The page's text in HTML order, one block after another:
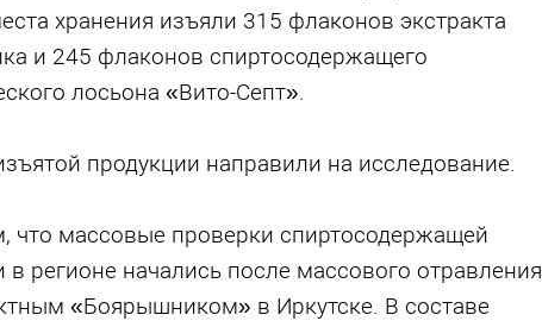
хранения изъяли 315 флаконов экстракта
и 245 флаконов спиртосодержащего
лосьона «Вито-Септ».
продукции направили на исследование.
что массовые проверки спиртосодержащей
в регионе начались после массового отравления
«Боярышником» в Иркутске. В составе